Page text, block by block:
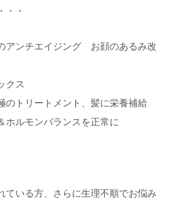
・・
アンチエイジング お顔のあるみ改
クス
トリートメント、髪に栄養補給
ルモンバランスを正常に
ている方、さらに生理不順でお悩み